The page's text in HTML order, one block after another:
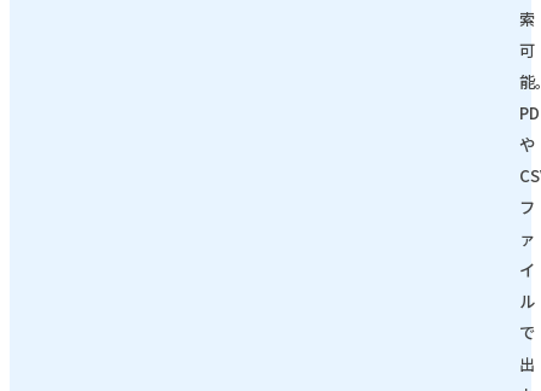
索
可
能
や
フ
ァ
イ
ル
で
出